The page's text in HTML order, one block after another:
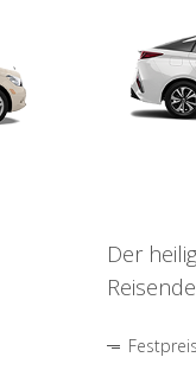
Der
Reisende
Festpreis